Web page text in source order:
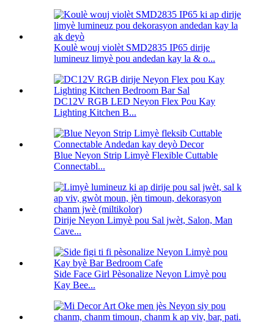
Koulè wouj violèt SMD2835 IP65 dirije
lumineuz limyè pou andedan kay la & o...
DC12V RGB LED Neyon Flex Pou Kay
Lighting Kitchen B...
Blue Neyon Strip Limyè Flexible Cuttable
Connectabl...
Dirije Neyon Limyè pou Sal jwèt, Salon, Man
Cave...
Side Face Girl Pèsonalize Neyon Limyè pou
Kay Bee...